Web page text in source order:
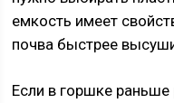
емкость имеет
почва быстрее
Если в горшке раньше